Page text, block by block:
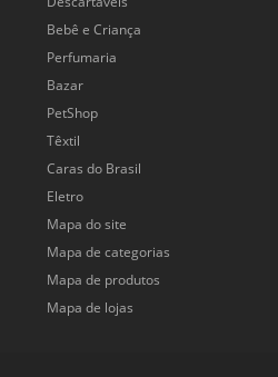
Bebê e Criança
Perfumaria
Bazar
PetShop
Têxtil
Caras do Brasil
Eletro
Mapa do site
Mapa de categorias
Mapa de produtos
Mapa de lojas